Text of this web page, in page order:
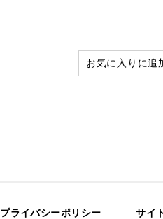
お気に入りに追
プライバシーポリシー サイ